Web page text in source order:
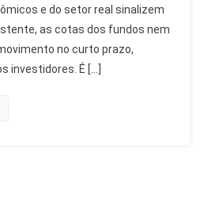
e do setor real sinalizem
as cotas dos fundos nem
no curto prazo,
investidores. É […]